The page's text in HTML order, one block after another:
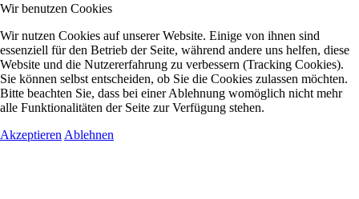
Wir benutzen Cookies
Wir nutzen Cookies auf unserer Website. Einige von ihnen sind
essenziell für den Betrieb der Seite, während andere uns helfen, diese
Website und die Nutzererfahrung zu verbessern (Tracking Cookies).
Sie können selbst entscheiden, ob Sie die Cookies zulassen möchten.
Bitte beachten Sie, dass bei einer Ablehnung womöglich nicht mehr
alle Funktionalitäten der Seite zur Verfügung stehen.
Akzeptieren Ablehnen